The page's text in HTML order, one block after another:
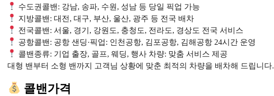
수도권콜밴: 강남, 송파, 수원, 성남 등 당일 픽업 가능
지방콜밴: 대전, 대구, 부산, 울산, 광주 등 전국 배차
전국콜밴: 서울, 경기, 강원도, 충청도, 전라도, 경상도 전국 서비스
공항콜밴: 공항 샌딩·픽업: 인천공항, 김포공항, 김해공항 24시간 운영
콜밴종류: 기업 출장, 골프, 웨딩, 행사 차량: 맞춤 서비스 제공
대형 밴부터 소형 밴까지 고객님 상황에 맞춘 최적의 차량을 배차해 드립니다.
콜밴가격